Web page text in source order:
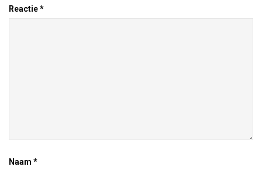
Reactie*
Naam *